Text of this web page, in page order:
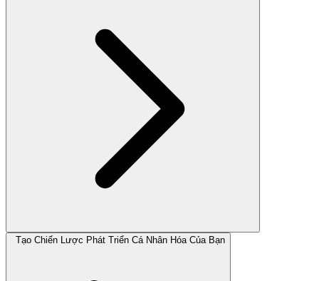
Tạo Chiến Lược Phát Triển Cá Nhân Hóa Của Bạn